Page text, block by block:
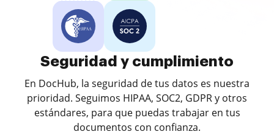
Seguridad y cumplimiento
En DocHub, la seguridad de tus datos es nuestra
prioridad. Seguimos HIPAA, SOC2, GDPR y otros
estándares, para que puedas trabajar en tus
documentos con confianza.